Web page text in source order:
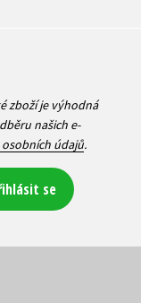
zboží je výhodná
našich e-
údajů.
se